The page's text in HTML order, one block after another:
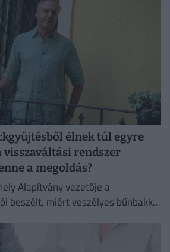
élnek túl egyre
visszaváltási rendszer
a megoldás?
Alapítvány vezetője a
beszélt, miért veszélyes bűnbakká